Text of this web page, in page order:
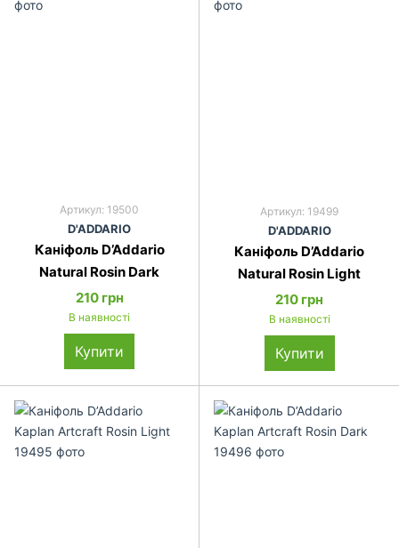
Артикул: 19500
D'ADDARIO
Каніфоль D’Addario
Natural Rosin Dark
210 грн
В наявності
Купити
Артикул: 19499
D'ADDARIO
Каніфоль D’Addario
Natural Rosin Light
210 грн
В наявності
Купити